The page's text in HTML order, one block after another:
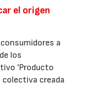
el origen
a
los
'Producto
colectiva creada